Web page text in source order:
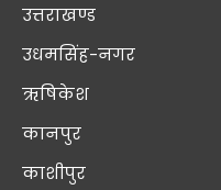
उत्तराखण्ड
उधमसिंह-नगर
ऋषिकेश
कानपुर
काशीपुर